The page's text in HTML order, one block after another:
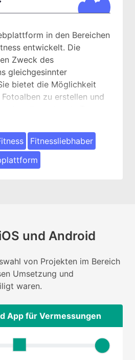
in den Bereichen
entwickelt. Die
Zweck des
gleichgesinnter
bietet die Möglichkeit
zu erstellen und
virtuelle und reale Teams
zu erstellen,
und weitere
Fitnessliebhaber
und Android
von Projekten im Bereich
Umsetzung und
waren.
App für Vermessungen